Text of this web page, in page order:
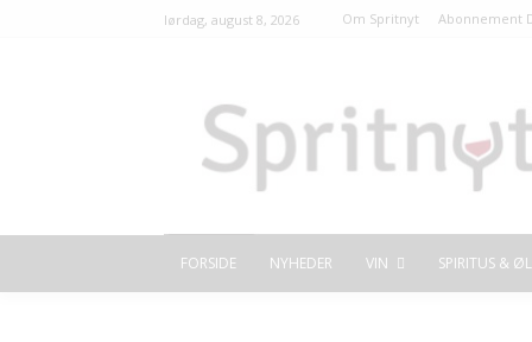
lørdag, august 8, 2026 Om Spritnyt Abonnement
FORSIDE NYHEDER VIN SPIRITUS & ØL